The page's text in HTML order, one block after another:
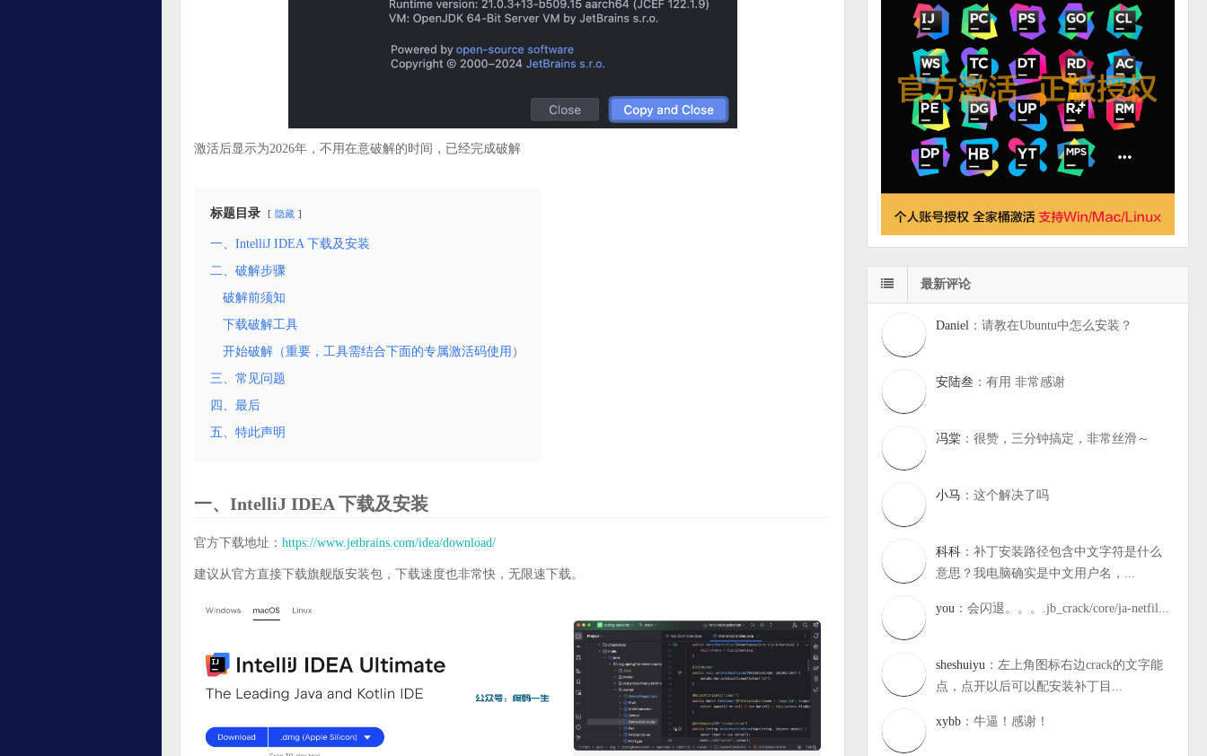
激活后显示为2026年，不用在意破解的时间，已经完成破解
标题目录 隐藏
一、IntelliJ IDEA 下载及安装
二、破解步骤
破解前须知
下载破解工具
开始破解（重要，工具需结合下面的专属激活码使用）
三、常见问题
四、最后
五、特此声明
一、IntelliJ IDEA 下载及安装
官方下载地址： https://www.jetbrains.com/idea/download/
建议从官方直接下载旗舰版安装包，下载速度也非常快，无限速下载。
最新评论
Daniel ：请教在Ubuntu中怎么安装？
安陆叁 ：有用 非常感谢
冯棠 ：很赞，三分钟搞定，非常丝滑～
小马 ：这个解决了吗
科科 ：补丁安装路径包含中文字符是什么
意思？我电脑确实是中文用户名，...
you ：会闪退。。。.jb_crack/core/ja-netfil...
sheshuiyu ：左上角图标右边crack的文字能
点，点开以后可以配安装补丁目...
xybb ：牛逼！感谢！